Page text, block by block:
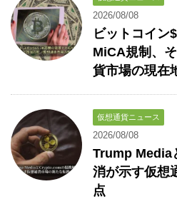
2026/08/08
ビットコイン
MiCA規制、
貨市場の現在
仮想通貨ニュース
2026/08/08
Trump Media
消が示す仮想
点